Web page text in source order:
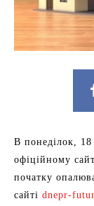
В понеділок, 18
офіційному
початку
сайті dnepr-